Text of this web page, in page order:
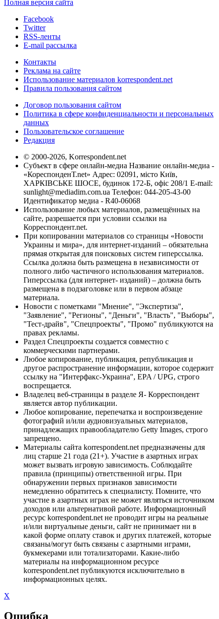
Полная версия сайта
Facebook
Twitter
RSS-ленты
E-mail рассылка
Контакты
Реклама на сайте
Использование материалов korrespondent.net
Правила пользования сайтом
Договор пользования сайтом
Политика в сфере конфиденциальности и персональных
данных
Пользовательское соглашение
Редакция
© 2000-2026, Korrespondent.net
Субъект в сфере онлайн-медиа Название онлайн-медиа -
«КореспонденТ.net» Адрес: 02091, місто Київ,
ХАРКІВСЬКЕ ШОСЕ, будинок 172-Б, офіс 208/1 E-mail:
sunlight@mediadim.com.ua Телефон: 044-205-43-00
Идентификатор медиа - R40-06068
Использование любых материалов, размещённых на
сайте, разрешается при условии ссылки на
Корреспондент.net.
При копировании материалов со страницы «Новости
Украины и мира», для интернет-изданий – обязательна
прямая открытая для поисковых систем гиперссылка.
Ссылка должна быть размещена в независимости от
полного либо частичного использования материалов.
Гиперссылка (для интернет- изданий) – должна быть
размещена в подзаголовке или в первом абзаце
материала.
Новости с пометками "Мнение", "Экспертиза",
"Заявление", "Регионы", "Деньги", "Власть", "Выборы",
"Тест-драйв", "Спецпроекты", "Промо" публикуются на
правах рекламы.
Раздел Спецпроекты создается совместно с
коммерческими партнерами.
Любое копирование, публикация, републикация и
другое распространение информации, которое содержит
ссылку на "Интерфакс-Украина", EPA / UPG, строго
воспрещается.
Владелец веб-страницы в разделе Я- Корреспондент
является автор публикации.
Любое копирование, перепечатка и воспроизведение
фотографий и/или аудиовизуальных материалов,
принадлежащих правообладателю Getty Images, строго
запрещено.
Материалы сайта korrespondent.net предназначены для
лиц старше 21 года (21+). Участие в азартных играх
может вызвать игровую зависимость. Соблюдайте
правила (принципы) ответственной игры. При
обнаружении первых признаков зависимости
немедленно обратитесь к специалисту. Помните, что
участие в азартных играх не может являться источником
доходов или альтернативой работе. Информационный
ресурс korrespondent.net не проводит игры на реальные
и/или виртуальные деньги, сайт не принимает ни в
какой форме оплату ставок и других платежей, которые
связаны/могут быть связаны с азартными играми,
букмекерами или тотализаторами. Какие-либо
материалы на информационном ресурсе
korrespondent.net публикуются исключительно в
информационных целях.
X
Ошибка